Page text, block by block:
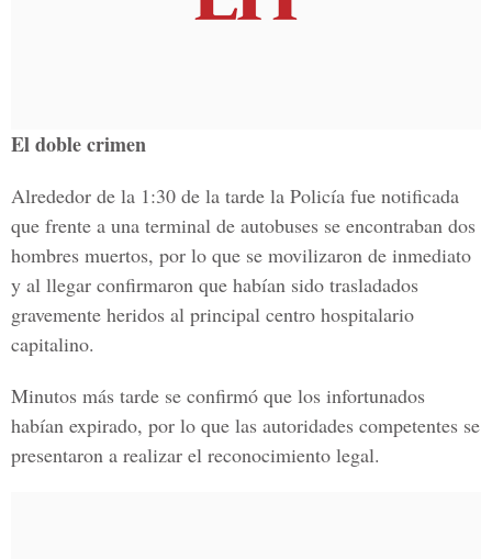
El doble crimen
Alrededor de la 1:30 de la tarde la Policía fue notificada
que frente a una terminal de autobuses se encontraban dos
hombres muertos, por lo que se movilizaron de inmediato
y al llegar confirmaron que habían sido trasladados
gravemente heridos al principal centro hospitalario
capitalino.
Minutos más tarde se confirmó que los infortunados
habían expirado, por lo que las autoridades competentes se
presentaron a realizar el reconocimiento legal.